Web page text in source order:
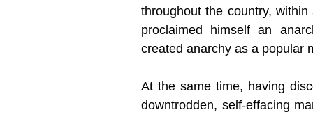
throughout the country,
proclaimed himself an
created anarchy as a popular
At the same time, having
downtrodden, self-effacing